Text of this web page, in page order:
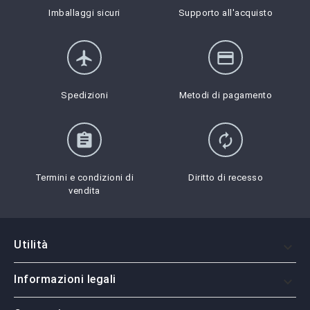
Imballaggi sicuri Supporto all'acquisto
flight
Spedizioni
credit_card
Metodi di pagamento
assignment
Termini e condizioni di
vendita
autorenew
Diritto di recesso
Utilità
Informazioni legali